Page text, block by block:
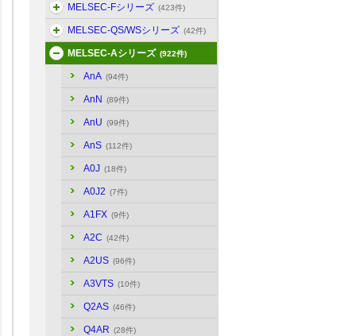
MELSEC-Fシリーズ (423件)
MELSEC-QS/WSシリーズ (42件)
MELSEC-Aシリーズ (922件)
AnA (94件)
AnN (89件)
AnU (99件)
AnS (112件)
A0J (18件)
A0J2 (7件)
A1FX (9件)
A2C (42件)
A2US (96件)
A3VTS (10件)
Q2AS (46件)
Q4AR (28件)